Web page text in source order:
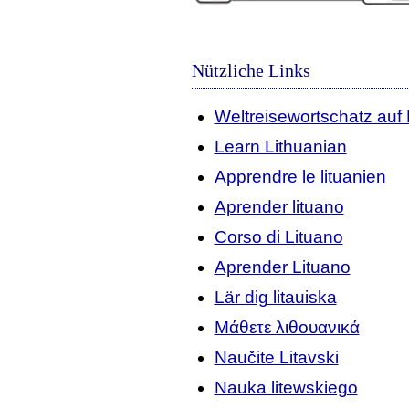
Nützliche Links
Weltreisewortschatz auf
Learn Lithuanian
Apprendre le lituanien
Aprender lituano
Corso di Lituano
Aprender Lituano
Lär dig litauiska
Μάθετε λιθουανικά
Naučite Litavski
Nauka litewskiego